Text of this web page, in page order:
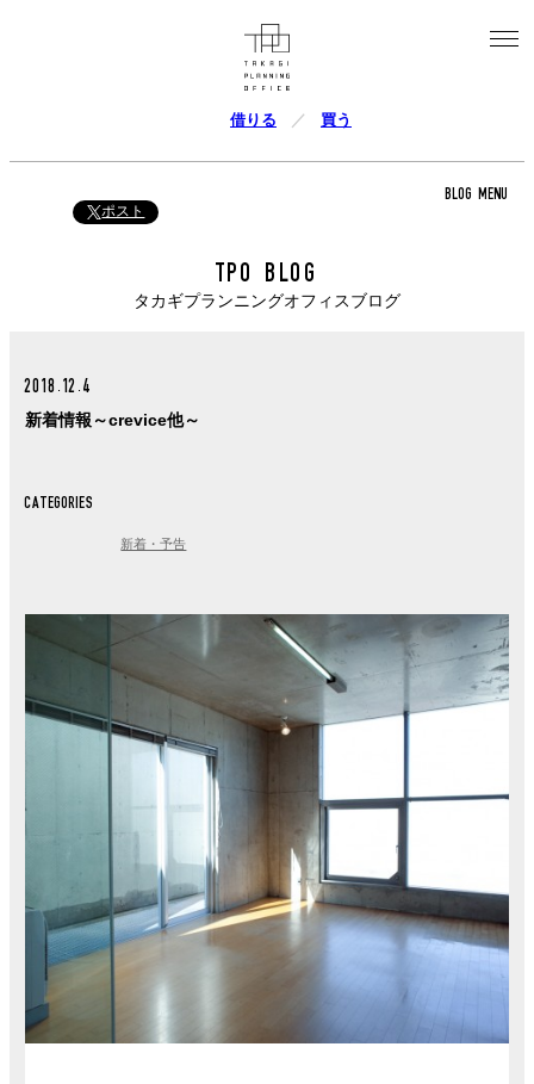
借りる 買う
ポスト
BLOG MENU
TPO BLOG
タカギプランニングオフィスブログ
2018.12.4
新着情報～crevice他～
CATEGORIES
新着・予告